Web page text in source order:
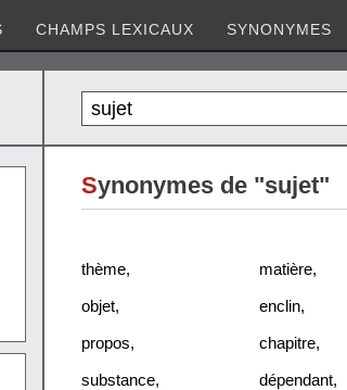
CHAMPS LEXICAUX SYNONYMES
Synonymes de "sujet"
thème, matière,
objet, enclin,
propos, chapitre,
substance, dépendant,